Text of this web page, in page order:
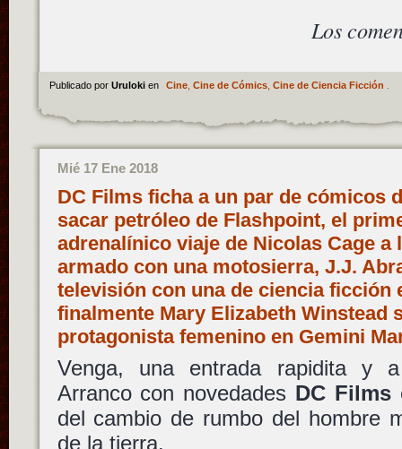
Los
Publicado por Uruloki en Cine, Cine de Cómics, Cine de Ciencia Ficción
Mié 17 Ene 2018
DC Films ficha a un par de cómicos
sacar petróleo de Flashpoint, el
adrenalínico viaje de Nicolas Cage a
armado con una motosierra, J.J.
televisión con una de ciencia ficción
finalmente Mary Elizabeth Winstead
protagonista femenino en Gemini
Venga, una entrada rapidita y
Arranco con novedades DC Films
del cambio de rumbo del hombre
de la tierra.